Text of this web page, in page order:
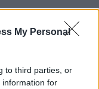
My Personal
to third parties, or
information for